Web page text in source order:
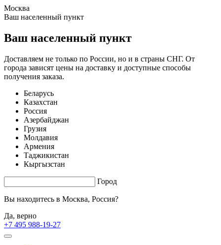
Москва
Ваш населенный пункт
Ваш населенный пункт
Доставляем не только по России, но и в страны СНГ. От
города зависят цены на доставку и доступные способы
получения заказа.
Беларусь
Казахстан
Россия
Азербайджан
Грузия
Молдавия
Армения
Таджикистан
Кыргызстан
Город
Вы находитесь в Москва, Россия?
Да, верно
+7 495 988-19-27